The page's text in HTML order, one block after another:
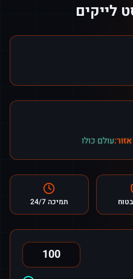
לייקים
אזור:עולם כולו
תמיכה 24/7